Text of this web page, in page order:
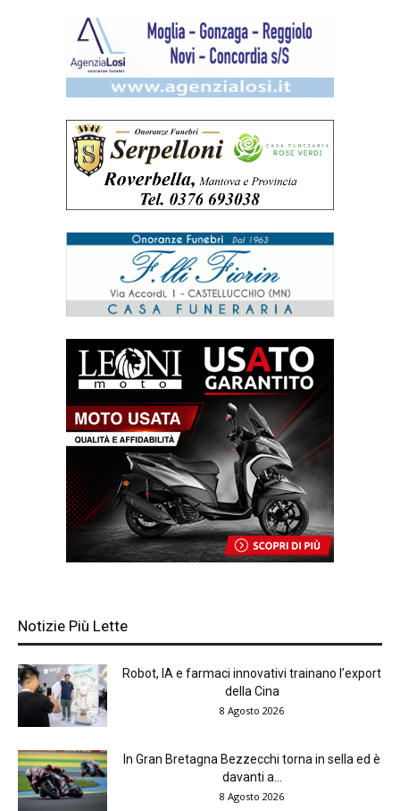
Notizie Più Lette
Robot, IA e farmaci innovativi trainano l’export
della Cina
8 Agosto 2026
In Gran Bretagna Bezzecchi torna in sella ed è
davanti a...
8 Agosto 2026